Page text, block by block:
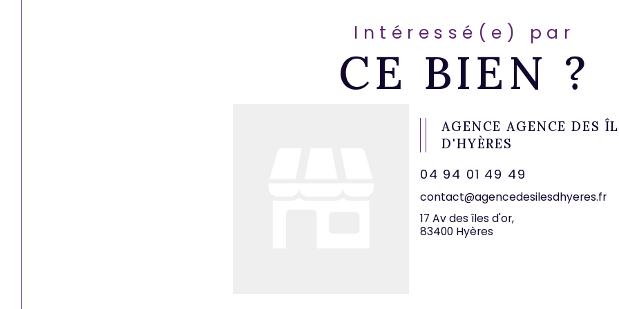
Intéressé(e) par
CE BIEN ?
AGENCE AGENCE DES
D'HYÈRES
04 94 01 49 49
contact@agencedesilesdhyeres.fr
17 Av des îles d'or,
83400 Hyères